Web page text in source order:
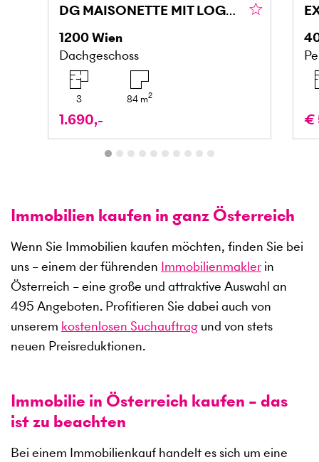
DG MAISONETTE MIT LOGGIA UND GRÜNBLICK IN DONAU NÄHE
1200Wien
Dachgeschoss
3 84m2
1.690,- €
Immobilien kaufen in ganz Österreich
Wenn Sie Immobilien kaufen möchten, finden Sie bei
uns – einem der führenden Immobilienmakler in
Österreich – eine große und attraktive Auswahl an
495 Angeboten. Profitieren Sie dabei auch von
unserem kostenlosen Suchauftrag und von stets
neuen Preisreduktionen.
Immobilie in Österreich kaufen – das
ist zu beachten
Bei einem Immobilienkauf handelt es sich um eine